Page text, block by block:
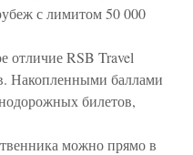
с лимитом 50 000
отличие RSB Travel
Накопленными баллами
билетов,
можно прямо в